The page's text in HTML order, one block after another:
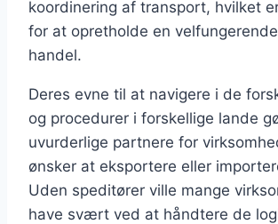
koordinering af transport, hvilket
for at opretholde en
handel.
Deres evne til at navigere i de
og procedurer i forskellige lande
uvurderlige partnere for
ønsker at eksportere eller
Uden speditører ville mange
have svært ved at håndtere de